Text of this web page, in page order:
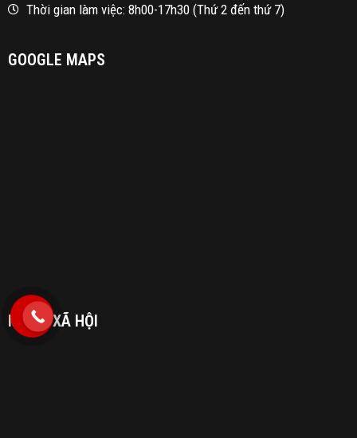
Thời gian làm việc: 8h00-17h30 (Thứ 2 đến thứ 7)
GOOGLE MAPS
MẠNG XÃ HỘI